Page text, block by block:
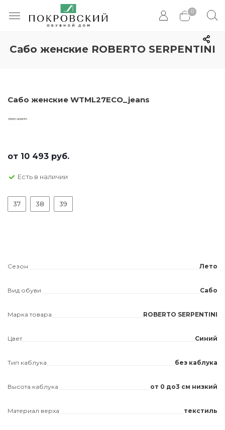
0
Сабо женские ROBERTO SERPENTINI
Сабо женские WTML27ECO_jeans
от 10 493 руб.
Есть в наличии
37 38 39
Сезон Лето
Вид обуви Сабо
Марка товара ROBERTO SERPENTINI
Цвет Синий
Тип каблука без каблука
Высота каблука от 0 до3 см низкий
Материал верха текстиль